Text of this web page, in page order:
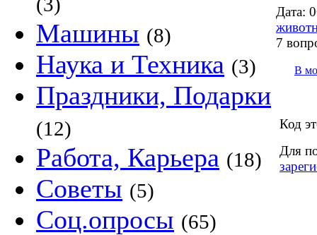
Машины (8)
Наука и Техника (3)
Праздники, Подарки
(12)
Работа, Карьера (18)
Советы (5)
Соц.опросы (65)
Дата:
7
В
Код
Для